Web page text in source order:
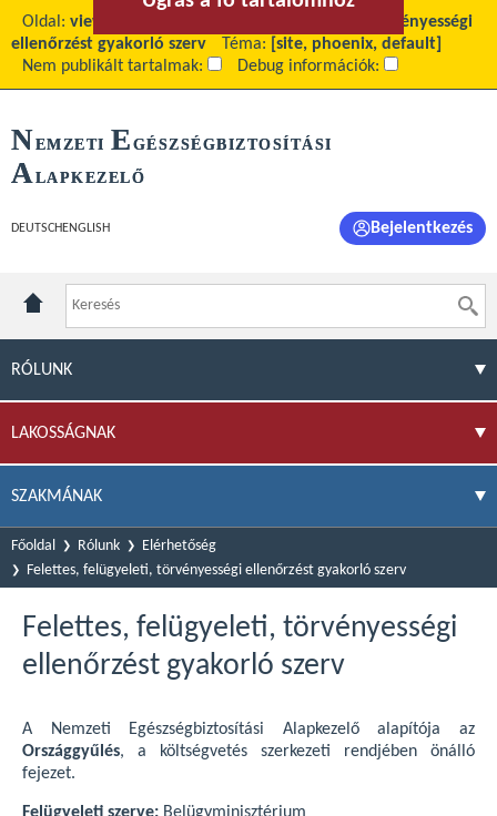
Oldal: view
Felettes, felügyeleti, törvényességi
ellenőrzést gyakorló szerv
Téma:
[site, phoenix, default]
Nem publikált tartalmak:
Debug információk:
NEMZETI E GÉSZSÉGBIZTOSÍTÁSI
ALAPKEZELŐ
DEUTSCH ENGLISH Bejelentkezés
RÓLUNK
LAKOSSÁGNAK
SZAKMÁNAK
Főoldal Rólunk
Elérhetőség
Felettes, felügyeleti, törvényességi ellenőrzést gyakorló szerv
Felettes, felügyeleti, törvényességi
ellenőrzést gyakorló szerv
A Nemzeti Egészségbiztosítási Alapkezelő alapítója az
Országgyűlés, a költségvetés szerkezeti rendjében önálló
fejezet.